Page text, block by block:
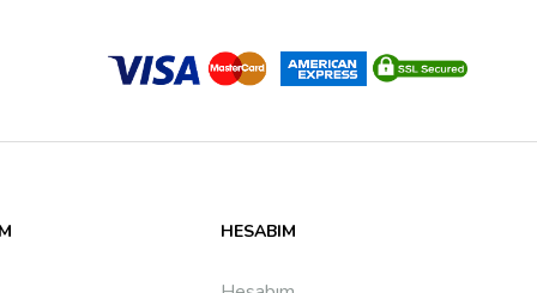
HESABIM